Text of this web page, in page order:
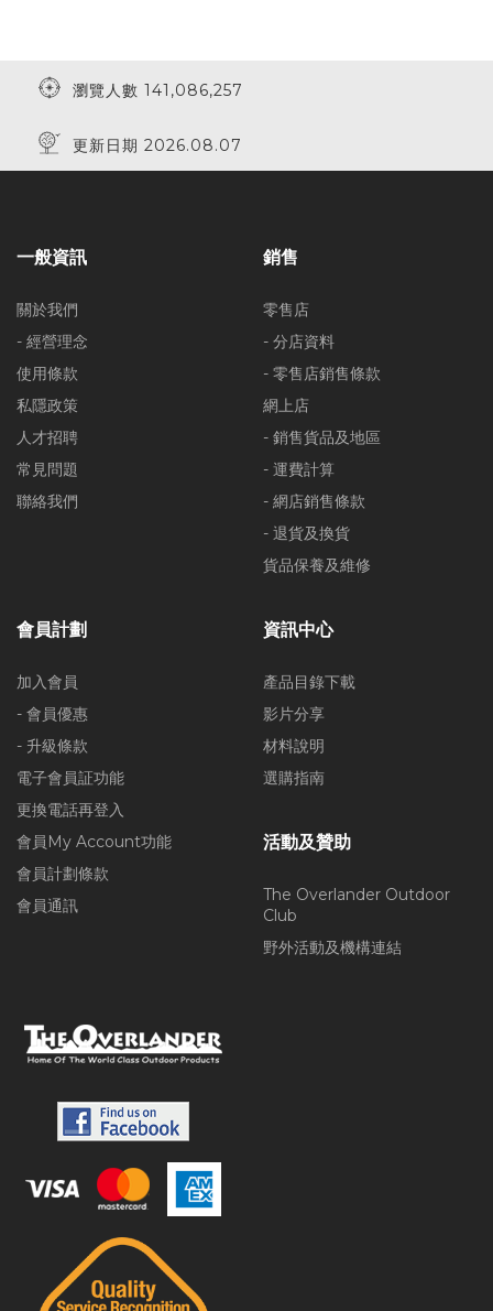
瀏覽人數 141,086,257
更新日期 2026.08.07
一般資訊
關於我們
- 經營理念
使用條款
私隱政策
人才招聘
常見問題
聯絡我們
銷售
零售店
- 分店資料
- 零售店銷售條款
網上店
- 銷售貨品及地區
- 運費計算
- 網店銷售條款
- 退貨及換貨
貨品保養及維修
會員計劃
加入會員
- 會員優惠
- 升級條款
電子會員証功能
更換電話再登入
會員My Account功能
會員計劃條款
會員通訊
資訊中心
產品目錄下載
影片分享
材料說明
選購指南
活動及贊助
The Overlander Outdoor
Club
野外活動及機構連結